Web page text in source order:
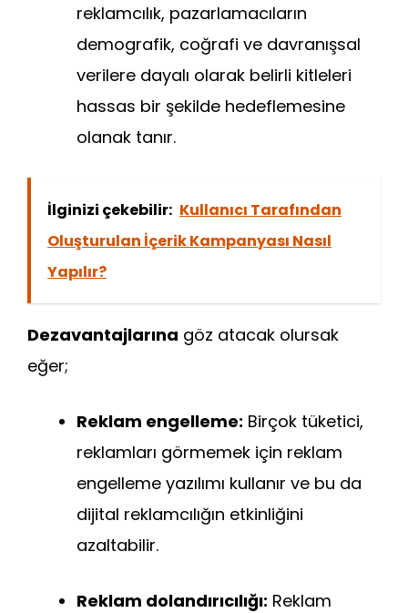
reklamcılık, pazarlamacıların
demografik, coğrafi ve davranışsal
verilere dayalı olarak belirli kitleleri
hassas bir şekilde hedeflemesine
olanak tanır.
İlginizi çekebilir: Kullanıcı Tarafından
Oluşturulan İçerik Kampanyası Nasıl
Yapılır?
Dezavantajlarına göz atacak olursak
eğer;
Reklam engelleme: Birçok tüketici,
reklamları görmemek için reklam
engelleme yazılımı kullanır ve bu da
dijital reklamcılığın etkinliğini
azaltabilir.
Reklam dolandırıcılığı: Reklam